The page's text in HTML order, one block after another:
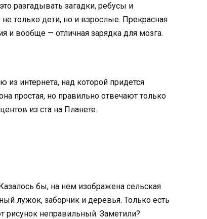
разгадывать загадки, ребусы и
только дети, но и взрослые. Прекрасная
и вообще — отличная зарядка для мозга.
интернета, над которой придется
простая, но правильно отвечают только
из ста на Планете.
бы, на нем изображена сельская
лужок, заборчик и деревья. Только есть
рисунок неправильный. Заметили?